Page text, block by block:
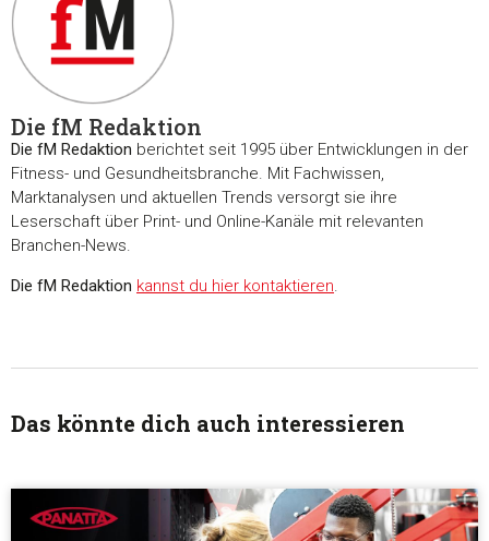
Die fM Redaktion
Die fM Redaktion berichtet seit 1995 über Entwicklungen in der
Fitness- und Gesundheitsbranche. Mit Fachwissen,
Marktanalysen und aktuellen Trends versorgt sie ihre
Leserschaft über Print- und Online-Kanäle mit relevanten
Branchen-News.
Die fM Redaktion kannst du hier kontaktieren.
Das könnte dich auch interessieren